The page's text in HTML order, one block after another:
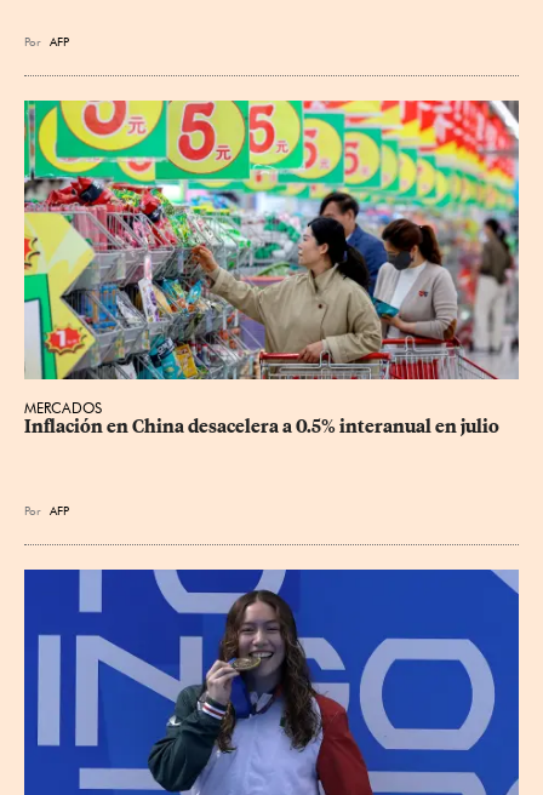
Por AFP
MERCADOS
Inflación en China desacelera a 0.5% interanual en julio
Por AFP